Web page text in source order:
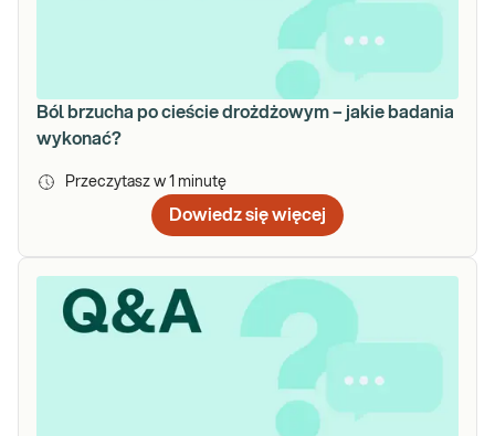
Ból brzucha po cieście drożdżowym – jakie badania
wykonać?
Przeczytasz w 1 minutę
Dowiedz się więcej